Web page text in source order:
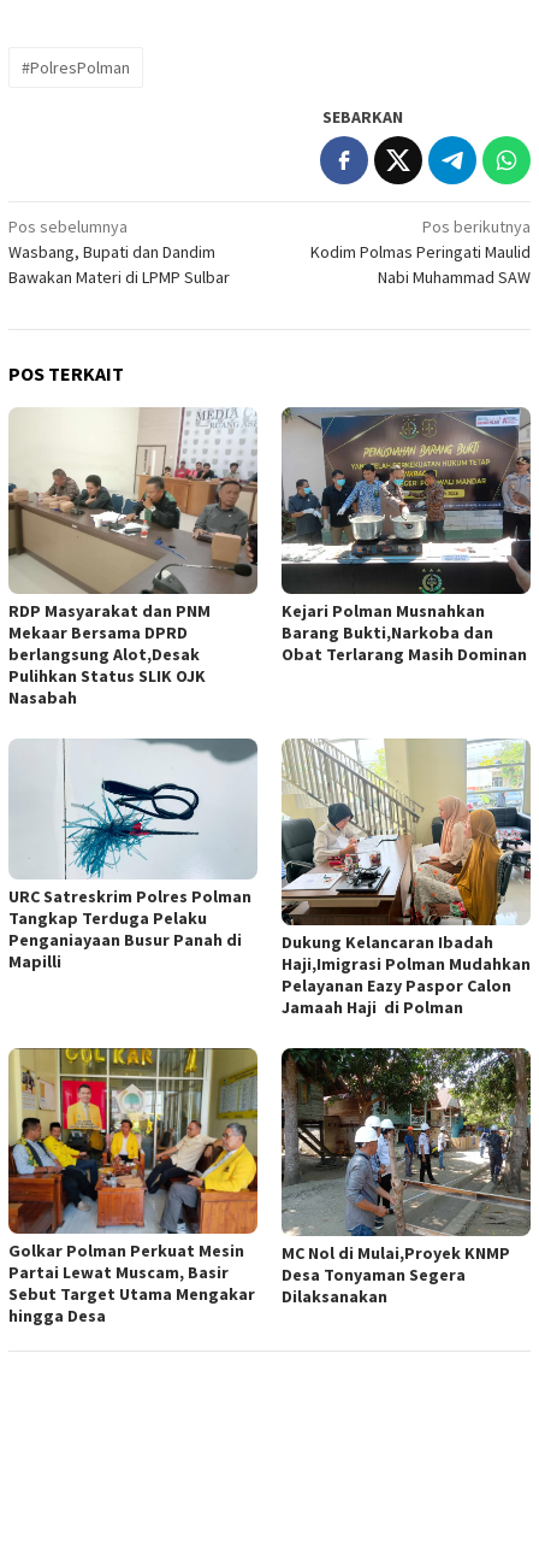
#PolresPolman
SEBARKAN
Navigasi
pos
Pos sebelumnya
Wasbang, Bupati dan Dandim
Bawakan Materi di LPMP Sulbar
Pos berikutnya
Kodim Polmas Peringati Maulid
Nabi Muhammad SAW
POS TERKAIT
RDP Masyarakat dan PNM
Mekaar Bersama DPRD
berlangsung Alot,Desak
Pulihkan Status SLIK OJK
Nasabah
Kejari Polman Musnahkan
Barang Bukti,Narkoba dan
Obat Terlarang Masih Dominan
URC Satreskrim Polres Polman
Tangkap Terduga Pelaku
Penganiayaan Busur Panah di
Mapilli
Dukung Kelancaran Ibadah
Haji,Imigrasi Polman Mudahkan
Pelayanan Eazy Paspor Calon
Jamaah Haji di Polman
Golkar Polman Perkuat Mesin
Partai Lewat Muscam, Basir
Sebut Target Utama Mengakar
hingga Desa
MC Nol di Mulai,Proyek KNMP
Desa Tonyaman Segera
Dilaksanakan